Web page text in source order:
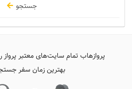
جستجو
پروازهاب تمام سایت‌های معتبر پرواز
بهترین زمان سفر